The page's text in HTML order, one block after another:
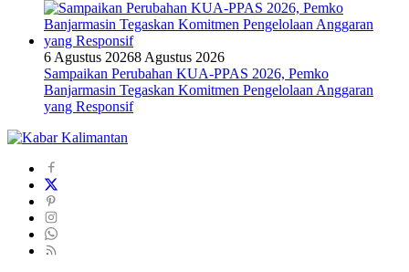
6 Agustus 20268 Agustus 2026
Sampaikan Perubahan KUA-PPAS 2026, Pemko
Banjarmasin Tegaskan Komitmen Pengelolaan Anggaran
yang Responsif